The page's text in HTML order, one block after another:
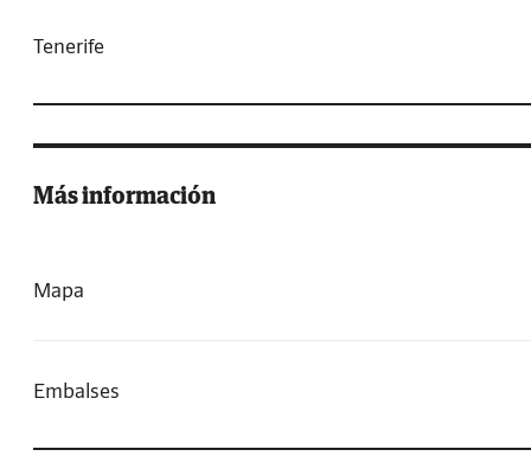
Tenerife
Más información
Mapa
Embalses